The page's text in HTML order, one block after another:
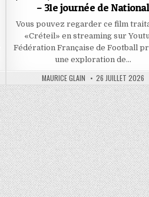
– 31e journée de National
Vous pouvez regarder ce film
«Créteil» en streaming sur
Fédération Française de Football
une exploration de…
AUTHOR:
MAURICE GLAIN PUBLISHED
DATE:
26 JUILLET 2026